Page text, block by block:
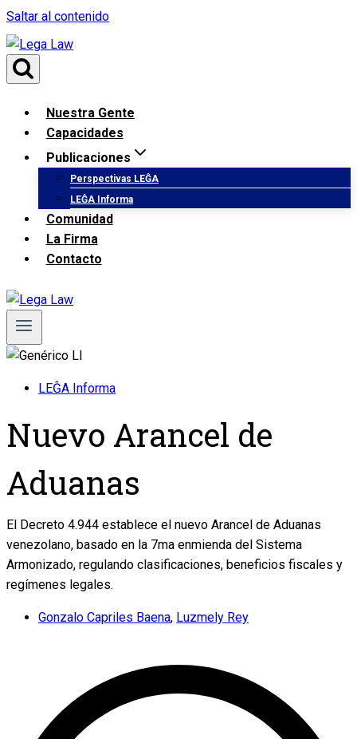
Saltar al contenido
Nuestra Gente
Capacidades
Publicaciones
Perspectivas LEĜA
LEĜA Informa
Comunidad
La Firma
Contacto
LEĜA Informa
Nuevo Arancel de
Aduanas
El Decreto 4.944 establece el nuevo Arancel de Aduanas
venezolano, basado en la 7ma enmienda del Sistema
Armonizado, regulando clasificaciones, beneficios fiscales y
regímenes legales.
Gonzalo Capriles Baena, Luzmely Rey